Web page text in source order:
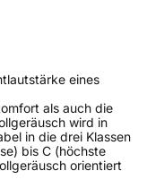
eines
als auch die
wird in
in die drei Klassen
bis C (höchste
orientiert